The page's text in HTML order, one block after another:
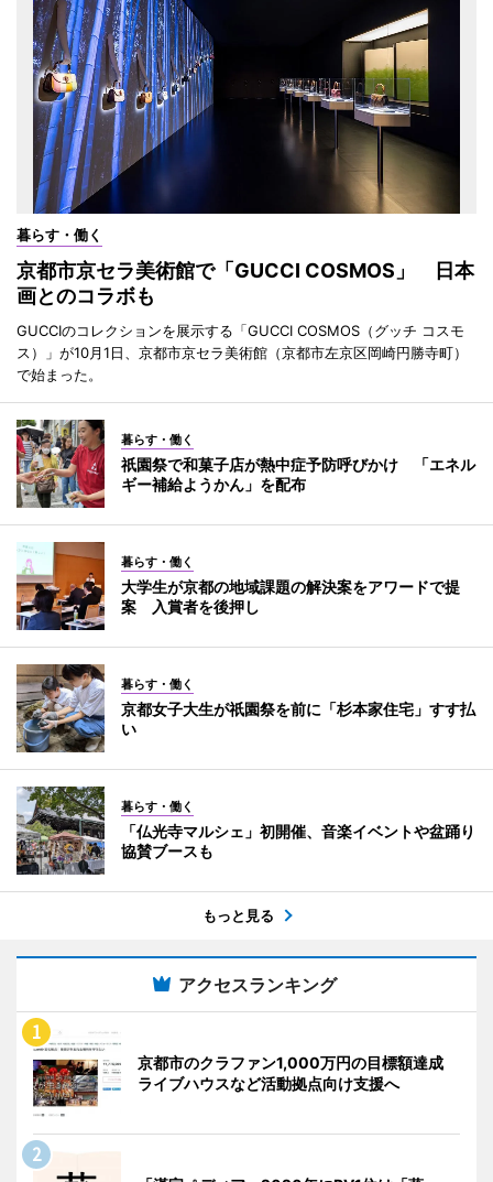
暮らす・働く
京都市京セラ美術館で「GUCCI COSMOS」 日本
画とのコラボも
GUCCIのコレクションを展示する「GUCCI COSMOS（グッチ コスモ
ス）」が10月1日、京都市京セラ美術館（京都市左京区岡崎円勝寺町）
で始まった。
暮らす・働く
祇園祭で和菓子店が熱中症予防呼びかけ 「エネル
ギー補給ようかん」を配布
暮らす・働く
大学生が京都の地域課題の解決案をアワードで提
案 入賞者を後押し
暮らす・働く
京都女子大生が祇園祭を前に「杉本家住宅」すす払
い
暮らす・働く
「仏光寺マルシェ」初開催、音楽イベントや盆踊り
協賛ブースも
もっと見る
アクセスランキング
京都市のクラファン1,000万円の目標額達成
ライブハウスなど活動拠点向け支援へ